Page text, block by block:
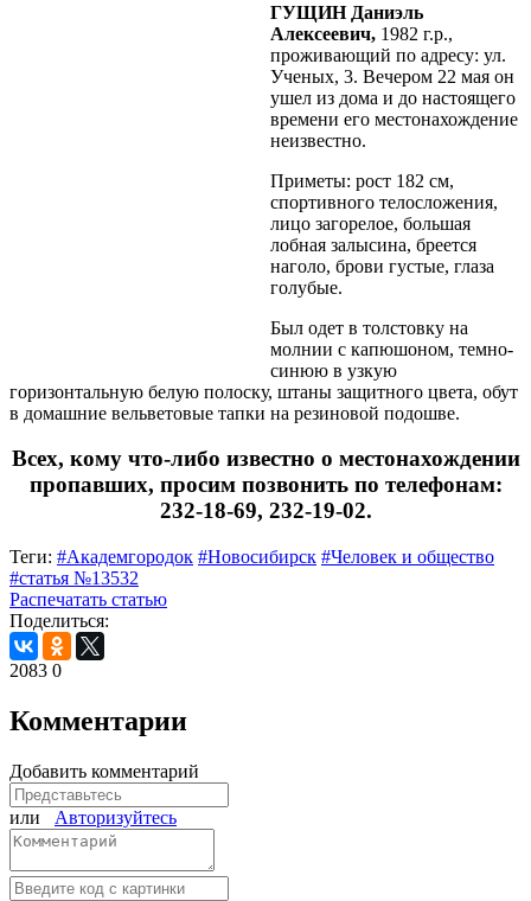
ГУЩИН Даниэль
Алексеевич, 1982 г.р.,
проживающий по адресу: ул.
Ученых, 3. Вечером 22 мая он
ушел из дома и до настоящего
времени его местонахождение
неизвестно.
Приметы: рост 182 см,
спортивного телосложения,
лицо загорелое, большая
лобная залысина, бреется
наголо, брови густые, глаза
голубые.
Был одет в толстовку на
молнии с капюшоном, темно-
синюю в узкую
горизонтальную белую полоску, штаны защитного цвета, обут
в домашние вельветовые тапки на резиновой подошве.
Всех, кому что-либо известно о местонахождении
пропавших, просим позвонить по телефонам:
232-18-69, 232-19-02.
Теги: #Академгородок #Новосибирск #Человек и общество
#статья №13532
Распечатать статью
Поделиться:
2083 0
Комментарии
Добавить комментарий
или Авторизуйтесь